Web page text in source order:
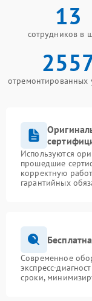
13
сотрудников в
отремонтированных
Используются
прошедшие
корректную
гарантийных
Современное
экспресс-
сроки,